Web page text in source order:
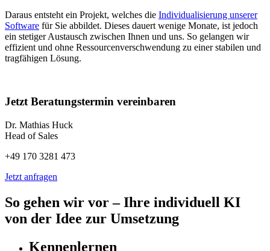
Daraus entsteht ein Projekt, welches die Individualisierung unserer
Software für Sie abbildet. Dieses dauert wenige Monate, ist jedoch
ein stetiger Austausch zwischen Ihnen und uns. So gelangen wir
effizient und ohne Ressourcenverschwendung zu einer stabilen und
tragfähigen Lösung.
Jetzt Beratungstermin vereinbaren
Dr. Mathias Huck
Head of Sales
+49 170 3281 473
Jetzt anfragen
So gehen wir vor – Ihre individuell KI
von der Idee zur Umsetzung
Kennenlernen